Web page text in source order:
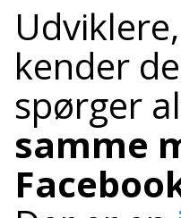
kender
spørger
samme